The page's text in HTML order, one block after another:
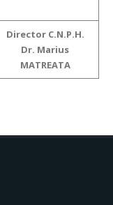
Director C.N.P.H.
Dr. Marius
MATREATA